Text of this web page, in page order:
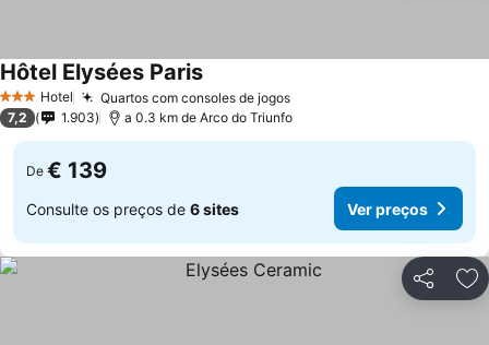
3 EstrelasHotel Quartos com consoles de jogos
Hôtel Elysées Paris
7,2 1.903 a 0.3 km de Arco do Triunfo
De € 139
Consulte os preços de 6 sites Ver preços
Partilhar